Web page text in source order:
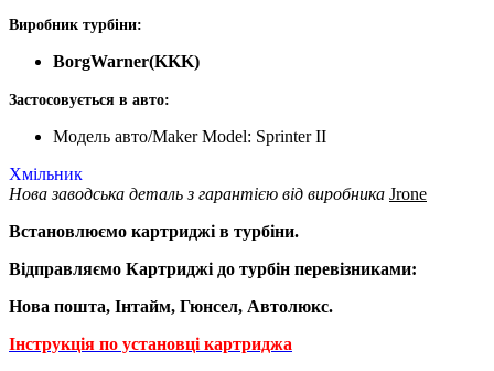
Виробник турбіни:
BorgWarner(KKK)
Застосовується в авто:
Модель авто/Maker Model: Sprinter II
Хмільник
Нова заводська деталь з гарантією від виробника Jrone
Встановлюємо картриджі в турбіни.
Відправляємо Картриджі до турбін перевізниками:
Нова пошта, Інтайм, Гюнсел, Автолюкс.
Інструкція по установці картриджа